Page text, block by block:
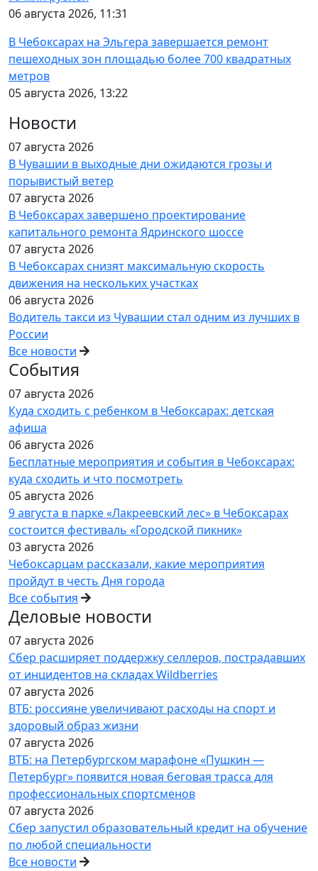
06 августа 2026, 11:31
В Чебоксарах на Эльгера завершается ремонт
пешеходных зон площадью более 700 квадратных
метров
05 августа 2026, 13:22
Новости
07 августа 2026
В Чувашии в выходные дни ожидаются грозы и
порывистый ветер
07 августа 2026
В Чебоксарах завершено проектирование
капитального ремонта Ядринского шоссе
07 августа 2026
В Чебоксарах снизят максимальную скорость
движения на нескольких участках
06 августа 2026
Водитель такси из Чувашии стал одним из лучших в
России
Все новости
События
07 августа 2026
Куда сходить с ребенком в Чебоксарах: детская
афиша
06 августа 2026
Бесплатные мероприятия и события в Чебоксарах:
куда сходить и что посмотреть
05 августа 2026
9 августа в парке «Лакреевский лес» в Чебоксарах
состоится фестиваль «Городской пикник»
03 августа 2026
Чебоксарцам рассказали, какие мероприятия
пройдут в честь Дня города
Все события
Деловые новости
07 августа 2026
Сбер расширяет поддержку селлеров, пострадавших
от инцидентов на складах Wildberries
07 августа 2026
ВТБ: россияне увеличивают расходы на спорт и
здоровый образ жизни
07 августа 2026
ВТБ: на Петербургском марафоне «Пушкин —
Петербург» появится новая беговая трасса для
профессиональных спортсменов
07 августа 2026
Сбер запустил образовательный кредит на обучение
по любой специальности
Все новости